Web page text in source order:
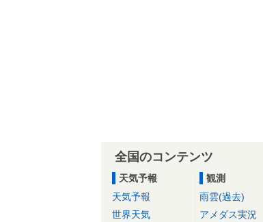
全国のコンテンツ
天気予報
天気予報
世界天気
観測
雨雲(過去)
アメダス実況